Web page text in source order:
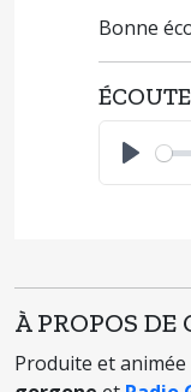
Bonne
Play
À PROPOS DE
Produite et